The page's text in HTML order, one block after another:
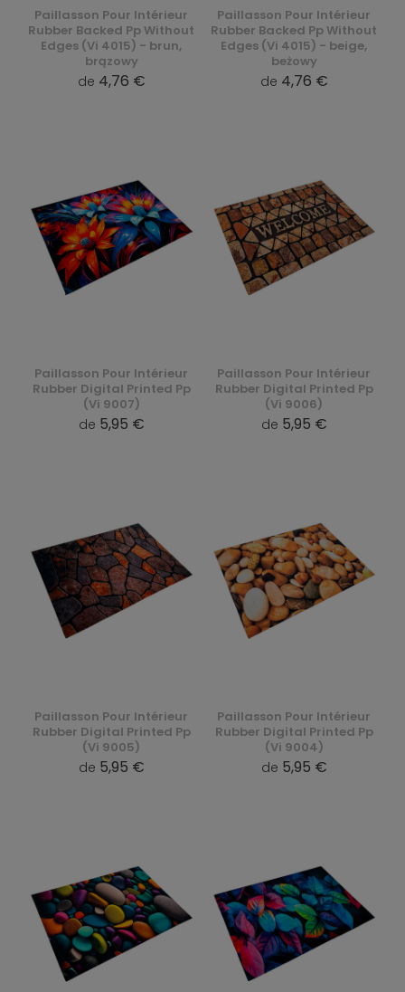
Paillasson Pour Intérieur
Rubber Backed Pp Without
Edges (Vi 4015) - brun,
brązowy
de 4,76 €
Paillasson Pour Intérieur
Rubber Backed Pp Without
Edges (Vi 4015) - beige,
beżowy
de 4,76 €
Paillasson Pour Intérieur
Rubber Digital Printed Pp
(Vi 9007)
de 5,95 €
Paillasson Pour Intérieur
Rubber Digital Printed Pp
(Vi 9006)
de 5,95 €
Paillasson Pour Intérieur
Rubber Digital Printed Pp
(Vi 9005)
de 5,95 €
Paillasson Pour Intérieur
Rubber Digital Printed Pp
(Vi 9004)
de 5,95 €